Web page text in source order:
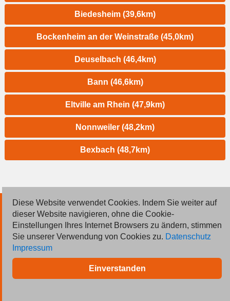
Biedesheim (39,6km)
Bockenheim an der Weinstraße (45,0km)
Deuselbach (46,4km)
Bann (46,6km)
Eltville am Rhein (47,9km)
Nonnweiler (48,2km)
Bexbach (48,7km)
© 2026 Deutsche Jobmarkt GmbH
Inserieren
Kontakt
Diese Website verwendet Cookies. Indem Sie weiter auf
dieser Website navigieren, ohne die Cookie-
Einstellungen Ihres Internet Browsers zu ändern, stimmen
Sie unserer Verwendung von Cookies zu. Datenschutz
Impressum
Einverstanden